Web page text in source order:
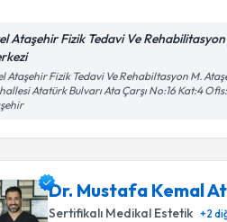
Ataşehir Fizik Tedavi Ve Rehabilitasyon
Ataşehir Fizik Tedavi Ve Rehabiltasyon M.
Atatürk Bulvarı Ata Çarşı No:16 Kat:4
Dr. Mustafa Kemal
Sertifikalı Medikal Estetik +2